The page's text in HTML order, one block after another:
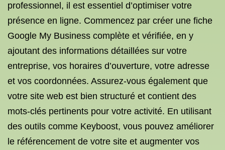
professionnel, il est essentiel d’optimiser votre
présence en ligne. Commencez par créer une fiche
Google My Business complète et vérifiée, en y
ajoutant des informations détaillées sur votre
entreprise, vos horaires d’ouverture, votre adresse
et vos coordonnées. Assurez-vous également que
votre site web est bien structuré et contient des
mots-clés pertinents pour votre activité. En utilisant
des outils comme Keyboost, vous pouvez améliorer
le référencement de votre site et augmenter vos